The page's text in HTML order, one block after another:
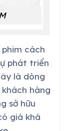
cách
phát triển
là dòng
hàng
sở hữu
giá khá